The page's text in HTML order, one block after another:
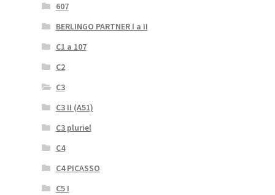
607
BERLINGO PARTNER I a II
C1 a 107
C2
C3
C3 II (A51)
C3 pluriel
C4
C4 PICASSO
C5 I